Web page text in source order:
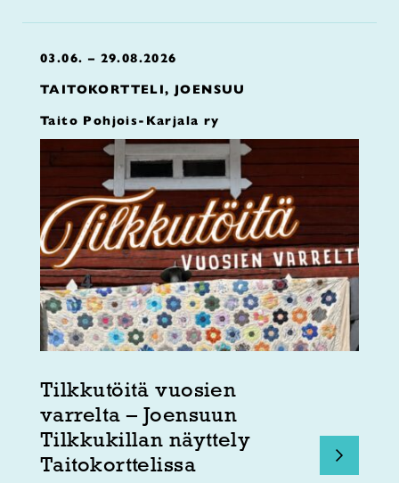
03.06. – 29.08.2026
TAITOKORTTELI, JOENSUU
Taito Pohjois-Karjala ry
Tilkkutöitä vuosien
varrelta – Joensuun
Tilkkukillan näyttely
Taitokorttelissa